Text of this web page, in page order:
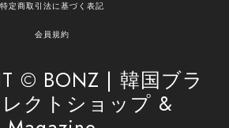
せいただけるよう、丁寧な対応を心
ます。 また気になる商品がございま
特定商取引法に基づく表記
会員規約
© BONZ | 韓国ブラ
クトショップ &